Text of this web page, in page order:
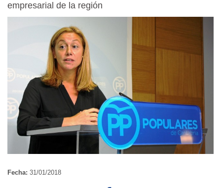
empresarial de la región
Fecha: 31/01/2018